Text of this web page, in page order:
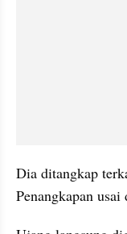
Dia ditangkap
Penangkapan